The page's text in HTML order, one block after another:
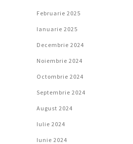
Februarie 2025
Ianuarie 2025
Decembrie 2024
Noiembrie 2024
Octombrie 2024
Septembrie 2024
August 2024
Iulie 2024
Iunie 2024